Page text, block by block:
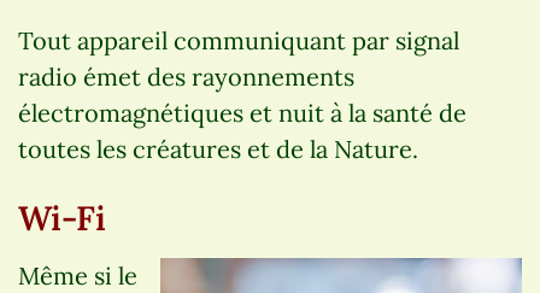
Tout appareil communiquant par signal
radio émet des rayonnements
électromagnétiques et nuit à la santé de
toutes les créatures et de la Nature.
Wi-Fi
Même si le